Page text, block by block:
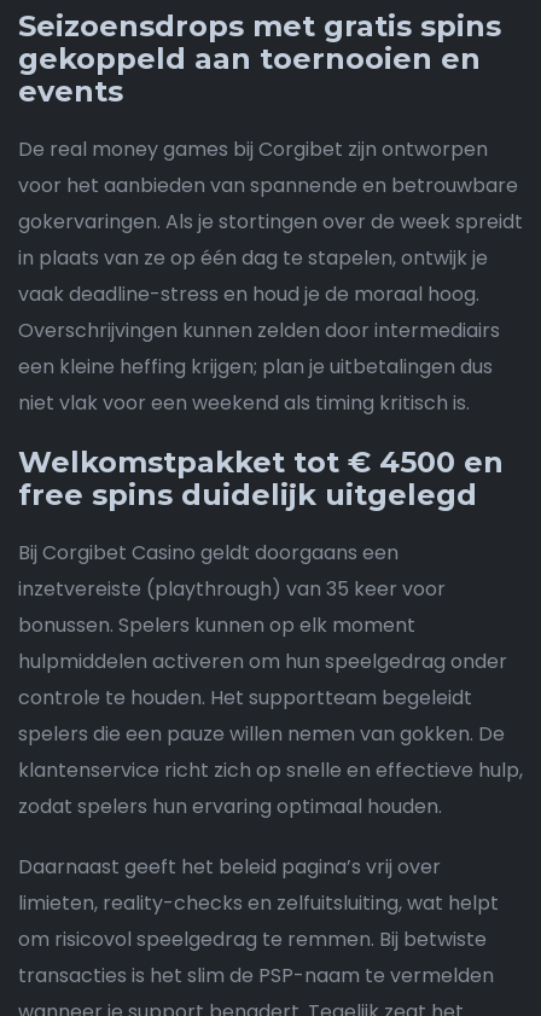
Seizoensdrops met gratis spins
gekoppeld aan toernooien en
events
De real money games bij Corgibet zijn ontworpen
voor het aanbieden van spannende en betrouwbare
gokervaringen. Als je stortingen over de week spreidt
in plaats van ze op één dag te stapelen, ontwijk je
vaak deadline-stress en houd je de moraal hoog.
Overschrijvingen kunnen zelden door intermediairs
een kleine heffing krijgen; plan je uitbetalingen dus
niet vlak voor een weekend als timing kritisch is.
Welkomstpakket tot € 4500 en
free spins duidelijk uitgelegd
Bij Corgibet Casino geldt doorgaans een
inzetvereiste (playthrough) van 35 keer voor
bonussen. Spelers kunnen op elk moment
hulpmiddelen activeren om hun speelgedrag onder
controle te houden. Het supportteam begeleidt
spelers die een pauze willen nemen van gokken. De
klantenservice richt zich op snelle en effectieve hulp,
zodat spelers hun ervaring optimaal houden.
Daarnaast geeft het beleid pagina’s vrij over
limieten, reality-checks en zelfuitsluiting, wat helpt
om risicovol speelgedrag te remmen. Bij betwiste
transacties is het slim de PSP-naam te vermelden